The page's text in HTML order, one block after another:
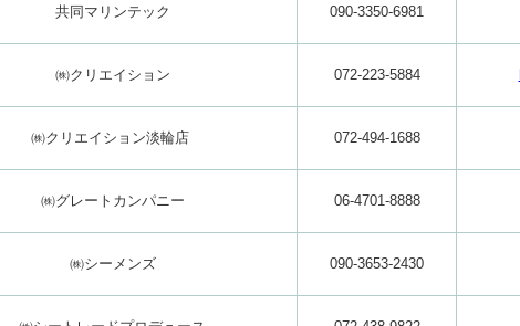
共同マリンテック 090-3350-6981
㈱クリエイション 072-223-5884
㈱クリエイション淡輪店 072-494-1688
㈱グレートカンパニー 06-4701-8888
㈱シーメンズ 090-3653-2430